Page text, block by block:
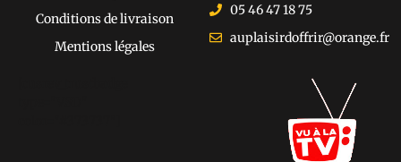
Conditions de livraison
Mentions légales
05 46 47 18 75
auplaisirdoffrir@orange.fr